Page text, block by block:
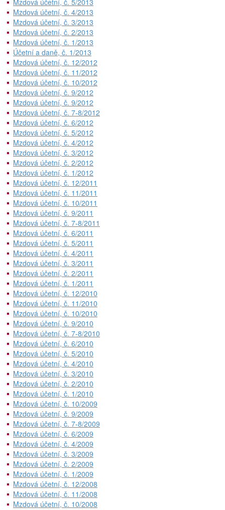
Mzdová účetní, č. 5/2013
Mzdová účetní, č. 4/2013
Mzdová účetní, č. 3/2013
Mzdová účetní, č. 2/2013
Mzdová účetní, č. 1/2013
Účetní a daně, č. 1/2013
Mzdová účetní, č. 12/2012
Mzdová účetní, č. 11/2012
Mzdová účetní, č. 10/2012
Mzdová účetní, č. 9/2012
Mzdová účetní, č. 9/2012
Mzdová účetní, č. 7-8/2012
Mzdová účetní, č. 6/2012
Mzdová účetní, č. 5/2012
Mzdová účetní, č. 4/2012
Mzdová účetní, č. 3/2012
Mzdová účetní, č. 2/2012
Mzdová účetní, č. 1/2012
Mzdová účetní, č. 12/2011
Mzdová účetní, č. 11/2011
Mzdová účetní, č. 10/2011
Mzdová účetní, č. 9/2011
Mzdová účetní, č. 7-8/2011
Mzdová účetní, č. 6/2011
Mzdová účetní, č. 5/2011
Mzdová účetní, č. 4/2011
Mzdová účetní, č. 3/2011
Mzdová účetní, č. 2/2011
Mzdová účetní, č. 1/2011
Mzdová účetní, č. 12/2010
Mzdová účetní, č. 11/2010
Mzdová účetní, č. 10/2010
Mzdová účetní, č. 9/2010
Mzdová účetní, č. 7-8/2010
Mzdová účetní, č. 6/2010
Mzdová účetní, č. 5/2010
Mzdová účetní, č. 4/2010
Mzdová účetní, č. 3/2010
Mzdová účetní, č. 2/2010
Mzdová účetní, č. 1/2010
Mzdová účetní, č. 10/2009
Mzdová účetní, č. 9/2009
Mzdová účetní, č. 7-8/2009
Mzdová účetní, č. 6/2009
Mzdová účetní, č. 4/2009
Mzdová účetní, č. 3/2009
Mzdová účetní, č. 2/2009
Mzdová účetní, č. 1/2009
Mzdová účetní, č. 12/2008
Mzdová účetní, č. 11/2008
Mzdová účetní, č. 10/2008